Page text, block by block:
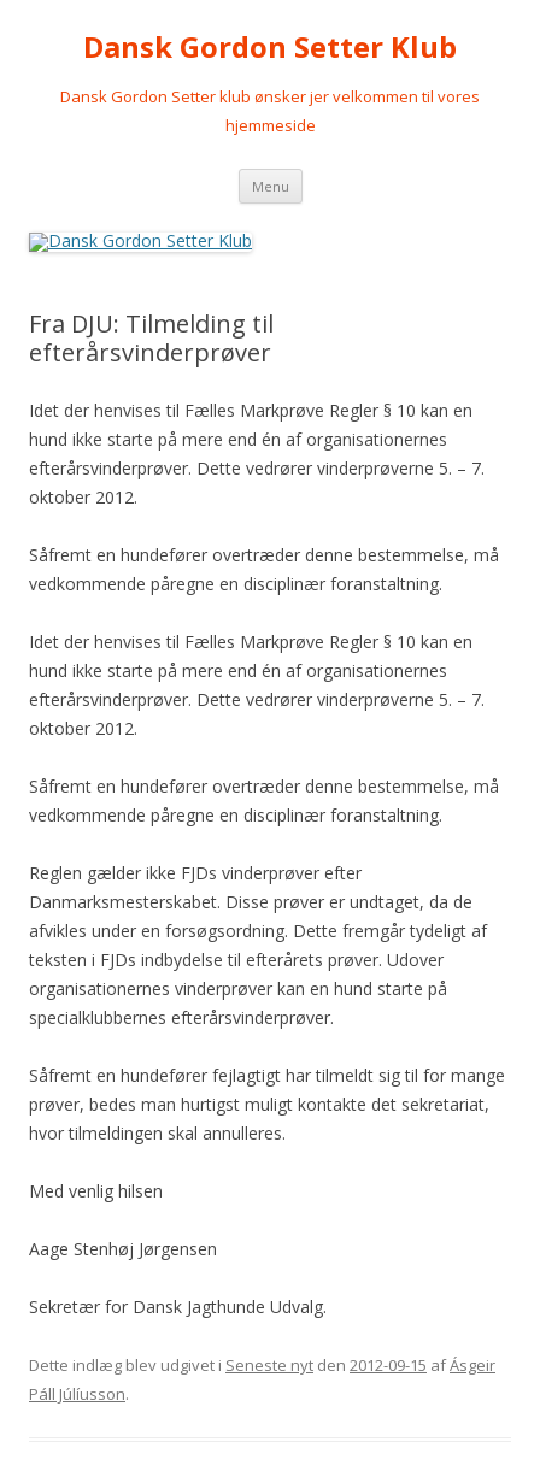
Dansk Gordon Setter Klub
Dansk Gordon Setter klub ønsker jer velkommen til vores
hjemmeside
Menu Videre
indhold
Fra DJU: Tilmelding til
efterårsvinderprøver
Idet der henvises til Fælles Markprøve Regler § 10 kan en
hund ikke starte på mere end én af organisationernes
efterårsvinderprøver. Dette vedrører vinderprøverne 5. – 7.
oktober 2012.
Såfremt en hundefører overtræder denne bestemmelse, må
vedkommende påregne en disciplinær foranstaltning.
Idet der henvises til Fælles Markprøve Regler § 10 kan en
hund ikke starte på mere end én af organisationernes
efterårsvinderprøver. Dette vedrører vinderprøverne 5. – 7.
oktober 2012.
Såfremt en hundefører overtræder denne bestemmelse, må
vedkommende påregne en disciplinær foranstaltning.
Reglen gælder ikke FJDs vinderprøver efter
Danmarksmesterskabet. Disse prøver er undtaget, da de
afvikles under en forsøgsordning. Dette fremgår tydeligt af
teksten i FJDs indbydelse til efterårets prøver. Udover
organisationernes vinderprøver kan en hund starte på
specialklubbernes efterårsvinderprøver.
Såfremt en hundefører fejlagtigt har tilmeldt sig til for mange
prøver, bedes man hurtigst muligt kontakte det sekretariat,
hvor tilmeldingen skal annulleres.
Med venlig hilsen
Aage Stenhøj Jørgensen
Sekretær for Dansk Jagthunde Udvalg.
Dette indlæg blev udgivet i Seneste nyt den 2012-09-15 afÁsgeir
Páll Júlíusson.